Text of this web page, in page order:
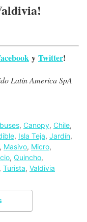
y Twitter!
Latin America SpA
buses, Canopy, Chile,
, Isla Teja, Jardín,
, Masivo, Micro,
, Quincho,
, Turista, Valdivia